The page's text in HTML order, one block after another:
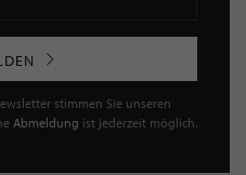
stimmen Sie unseren
Abmeldung ist jederzeit möglich.